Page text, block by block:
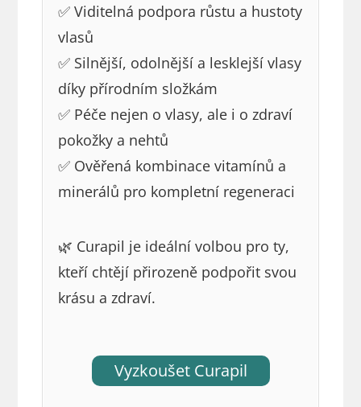
✅ Viditelná podpora růstu a hustoty
vlasů
✅ Silnější, odolnější a lesklejší vlasy
díky přírodním složkám
✅ Péče nejen o vlasy, ale i o zdraví
pokožky a nehtů
✅ Ověřená kombinace vitamínů a
minerálů pro kompletní regeneraci
🌿 Curapil je ideální volbou pro ty,
kteří chtějí přirozeně podpořit svou
krásu a zdraví.
Vyzkoušet Curapil